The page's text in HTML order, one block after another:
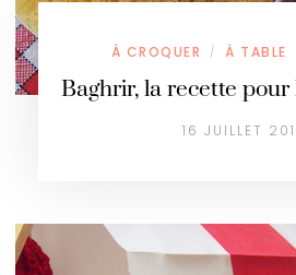
À CROQUER / À TABLE
Baghrir, la recette pour
16 JUILLET